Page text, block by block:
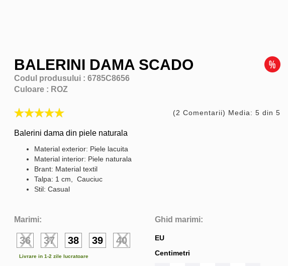
BALERINI DAMA SCADO
Codul produsului : 6785C8656
Culoare : ROZ
(2 Comentarii) Media: 5 din 5
Balerini dama din piele naturala
Material exterior: Piele lacuita
Material interior: Piele naturala
Brant: Material textil
Talpa: 1 cm, Cauciuc
Stil: Casual
Marimi:
36 37 38 39 40
Livrare in 1-2 zile lucratoare
Ghid marimi:
EU
Centimetri